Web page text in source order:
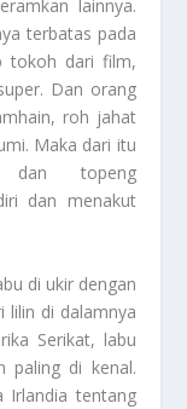
lainnya.
terbatas pada
tokoh dari film,
Dan orang
roh jahat
Maka dari itu
dan topeng
dan menakut
di ukir dengan
lilin di dalamnya
Serikat, labu
paling di kenal.
Irlandia tentang